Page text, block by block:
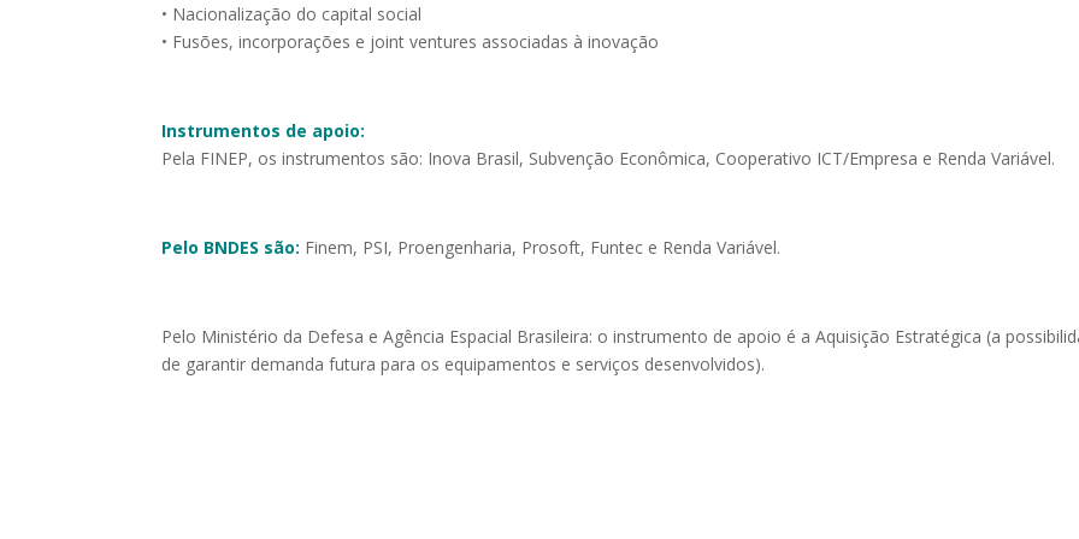
• Nacionalização do capital social
• Fusões, incorporações e joint ventures associadas à inovação
Instrumentos de apoio:
Pela FINEP, os instrumentos são: Inova Brasil, Subvenção Econômica, Cooperativo ICT/Empresa e Renda Variável.
Pelo BNDES são: Finem, PSI, Proengenharia, Prosoft, Funtec e Renda Variável.
Pelo Ministério da Defesa e Agência Espacial Brasileira: o instrumento de apoio é a Aquisição Estratégica (a
de garantir demanda futura para os equipamentos e serviços desenvolvidos).